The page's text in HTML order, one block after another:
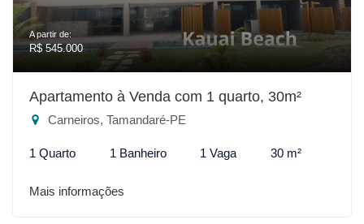
A partir de:
R$ 545.000
Apartamento à Venda com 1 quarto, 30m²
Carneiros, Tamandaré-PE
1 Quarto 1 Banheiro 1 Vaga 30 m²
Mais informações